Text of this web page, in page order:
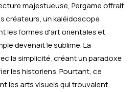
majestueuse, Pergame offrait
créateurs, un kaléidoscope
les formes d'art orientales et
devenait le sublime. La
la simplicité, créant un paradoxe
les historiens. Pourtant, ce
les arts visuels qui trouvaient